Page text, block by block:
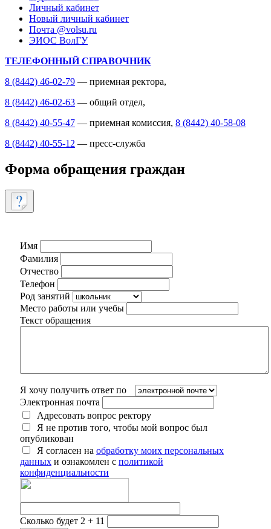
Личный кабинет
Новый личный кабинет
Почта @volsu.ru
ЭИОС ВолГУ
ТЕЛЕФОННЫЙ СПРАВОЧНИК
8 (8442) 46-02-79 — приемная ректора,
8 (8442) 46-02-63 — общий отдел,
8 (8442) 40-55-47 — приемная комиссия, 8 (8442) 40-58-08
8 (8442) 40-55-12 — пресс-служба
Форма обращения граждан
Имя
Фамилия
Отчество
Телефон
Род занятий
Место работы или учебы
Текст обращения
Я хочу получить ответ по
Электронная почта
Адресовать вопрос ректору
Я не против того, чтобы мой вопрос был
опубликован
Я согласен на обработку моих персональных
данных и ознакомлен с политикой
конфиденциальности
Сколько будет 2 + 11